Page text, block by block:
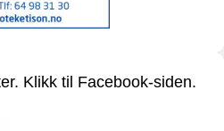
Klikk til Facebook-siden.